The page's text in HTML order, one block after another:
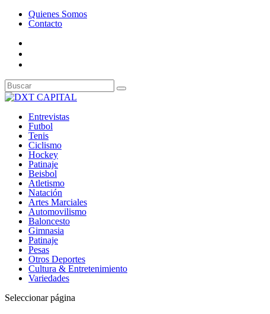
Quienes Somos
Contacto
Entrevistas
Futbol
Tenis
Ciclismo
Hockey
Patinaje
Beisbol
Atletismo
Natación
Artes Marciales
Automovilismo
Baloncesto
Gimnasia
Patinaje
Pesas
Otros Deportes
Cultura & Entretenimiento
Variedades
Seleccionar página